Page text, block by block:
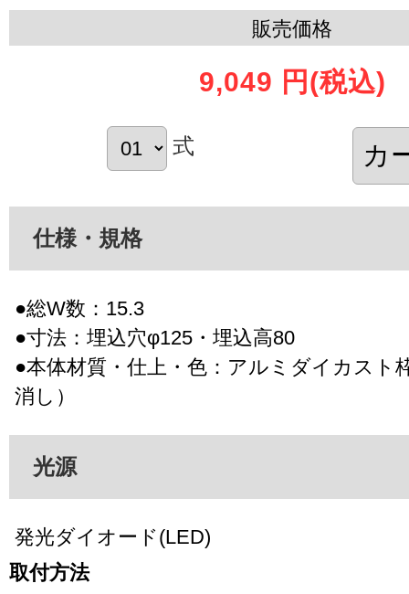
販売価格
9,049 円 (税込)
式
仕様・規格
●総W数：15.3
●寸法：埋込穴φ125・埋込高80
●本体材質・仕上・色：アルミダイカスト
消し）
光源
発光ダイオード(LED)
取付方法